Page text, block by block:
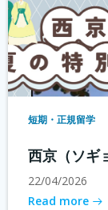
短期・正規留学
西京（ソギ
22/04/2026
Read more